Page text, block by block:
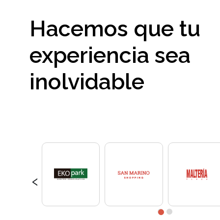
Hacemos que tu
experiencia sea
inolvidable
‹